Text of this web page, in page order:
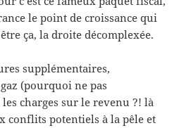
le point de croissance qui
ça, ladroite décomplexée.
supplémentaires,
(pourquoi ne pas
charges sur le revenu ?! là
conflits potentiels à la pêle et